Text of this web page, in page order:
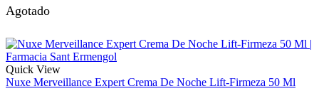
Agotado
Quick View
Nuxe Merveillance Expert Crema De Noche Lift-Firmeza 50 Ml